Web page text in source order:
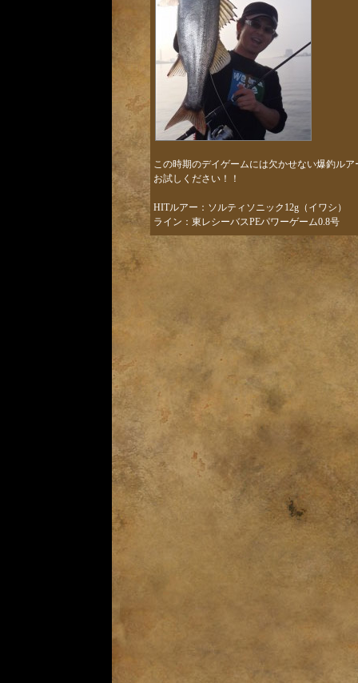
この時期のデイゲームには欠かせない爆釣ル
お試しください！！
HITルアー：ソルティソニック12g（イワシ）
ライン：東レシーバスPEパワーゲーム0.8号